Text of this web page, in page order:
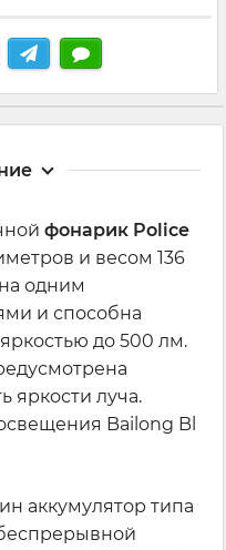
фонарик Police
и весом 136
одним
и способна
до 500 лм.
яркости луча.
Bailong Bl
аккумулятор типа